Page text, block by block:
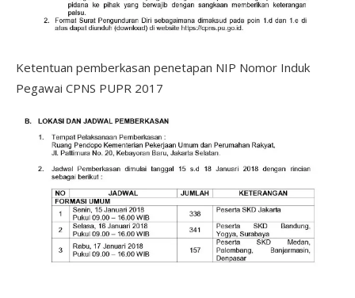
Ketentuan pemberkasan penetapan NIP Nomor Induk
Pegawai CPNS PUPR 2017